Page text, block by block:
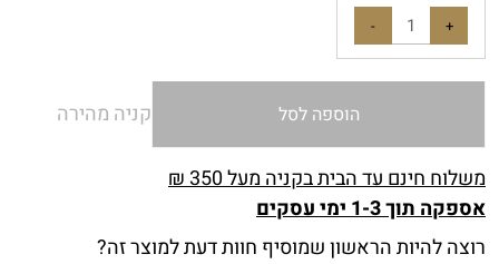
הוספה לסל קניה מהירה
משלוח חינם עד הבית בקניה מעל 350 ₪
אספקה תוך 1-3 ימי עסקים
רוצה להיות הראשון שמוסיף חוות דעת למוצר זה?